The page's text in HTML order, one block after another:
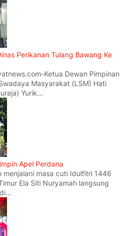
Perikanan Tulang Bawang Ke
Ketua Dewan Pimpinan
Masyarakat (LSM) Hati
Yurik...
Apel Perdana
menjalani masa cuti Idulfitri 1446
Ela Siti Nuryamah langsung